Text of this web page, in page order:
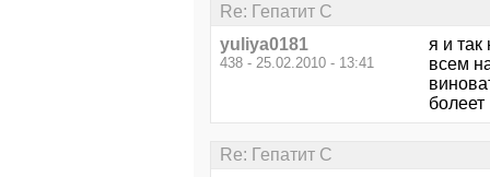
Re: Гепатит С
yuliya0181
438 - 25.02.2010 - 13:41
я и
всем
Re: Гепатит С